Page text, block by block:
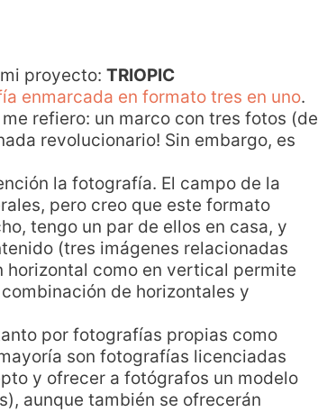
proyecto: TRIOPIC
enmarcada en formato tres en uno.
refiero: un marco con tres fotos (de
revolucionario! Sin embargo, es
la fotografía. El campo de la
pero creo que este formato
tengo un par de ellos en casa, y
(tres imágenes relacionadas
horizontal como en vertical permite
de horizontales y
por fotografías propias como
son fotografías licenciadas
y ofrecer a fotógrafos un modelo
aunque también se ofrecerán